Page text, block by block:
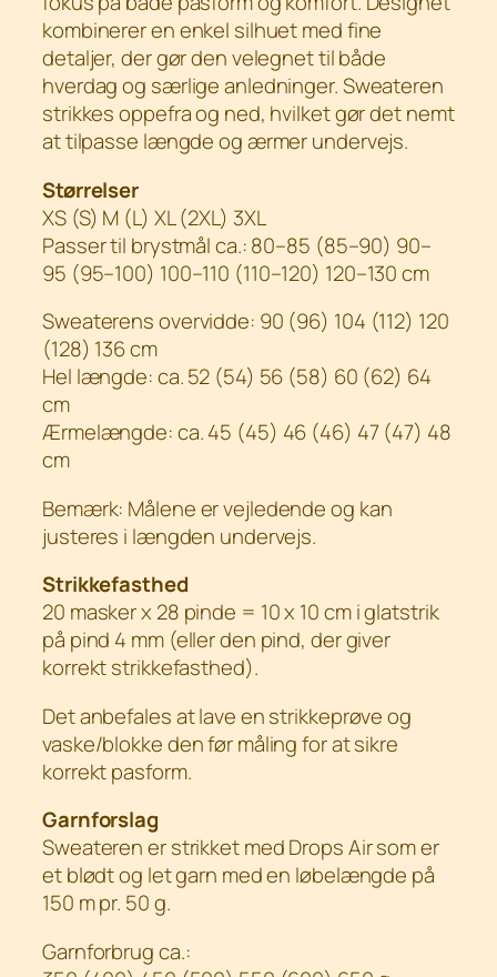
e
a
t
e
r
a
n
t
a
l
kombinerer en enkel silhuet med fine
detaljer, der gør den velegnet til både
hverdag og særlige anledninger. Sweateren
strikkes oppefra og ned, hvilket gør det nemt
at tilpasse længde og ærmer undervejs.
Størrelser
XS (S) M (L) XL (2XL) 3XL
Passer til brystmål ca.: 80–85 (85–90) 90–
95 (95–100) 100–110 (110–120) 120–130 cm
Sweaterens overvidde: 90 (96) 104 (112) 120
(128) 136 cm
Hel længde: ca. 52 (54) 56 (58) 60 (62) 64
cm
Ærmelængde: ca. 45 (45) 46 (46) 47 (47) 48
cm
Bemærk: Målene er vejledende og kan
justeres i længden undervejs.
Strikkefasthed
20 masker x 28 pinde = 10 x 10 cm i glatstrik
på pind 4 mm (eller den pind, der giver
korrekt strikkefasthed).
Det anbefales at lave en strikkeprøve og
vaske/blokke den før måling for at sikre
korrekt pasform.
Garnforslag
Sweateren er strikket med Drops Air som er
et blødt og let garn med en løbelængde på
150 m pr. 50 g.
Garnforbrug ca.: